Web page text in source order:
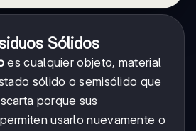
Sólidos
es cualquier objeto, material
sólido o semisólido que
porque sus
usarlo nuevamente o